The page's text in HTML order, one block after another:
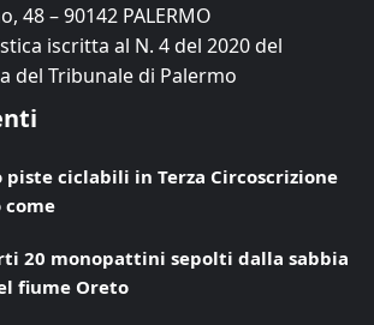
48 – 90142 PALERMO
iscritta al N. 4 del 2020 del
del Tribunale di Palermo
piste ciclabili in Terza Circoscrizione
come
20 monopattini sepolti dalla sabbia
fiume Oreto